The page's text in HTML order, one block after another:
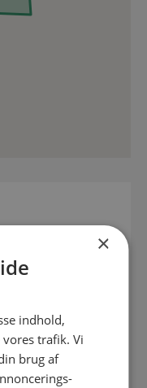
×
indhold,
trafik. Vi
brug af